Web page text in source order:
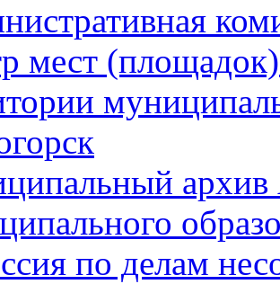
мест
по делам